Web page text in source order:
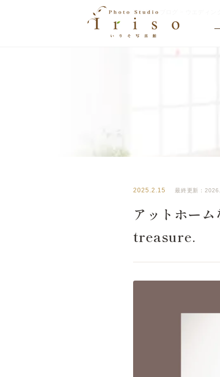
HOME>
いりそ写真館ブログ
2025.2.15 最終更新：
アットホー
treasure.